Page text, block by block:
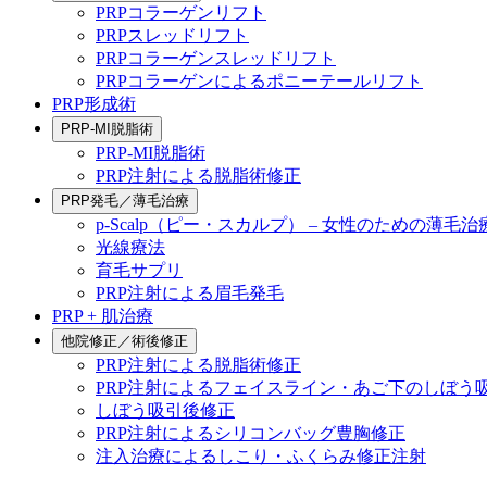
PRPコラーゲンリフト
PRPスレッドリフト
PRPコラーゲンスレッドリフト
PRPコラーゲンによるポニーテールリフト
PRP形成術
PRP-MI脱脂術
PRP-MI脱脂術
PRP注射による脱脂術修正
PRP発毛／薄毛治療
p-Scalp（ピー・スカルプ） – 女性のための薄毛治
光線療法
育毛サプリ
PRP注射による眉毛発毛
PRP + 肌治療
他院修正／術後修正
PRP注射による脱脂術修正
PRP注射によるフェイスライン・あご下のしぼう
しぼう吸引後修正
PRP注射によるシリコンバッグ豊胸修正
注入治療によるしこり・ふくらみ修正注射